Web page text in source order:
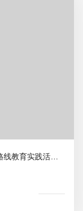
法学院召开党总支委员扩大会研究部署党的群众路线教育实践活动工作